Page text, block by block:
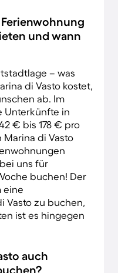
und wann
– was
di Vasto kostet,
ab. Im
Unterkünfte in
€ bis 178 € pro
Marina di Vasto
uns für
buchen! Der
eine
Vasto zu buchen,
ist es hingegen
auch